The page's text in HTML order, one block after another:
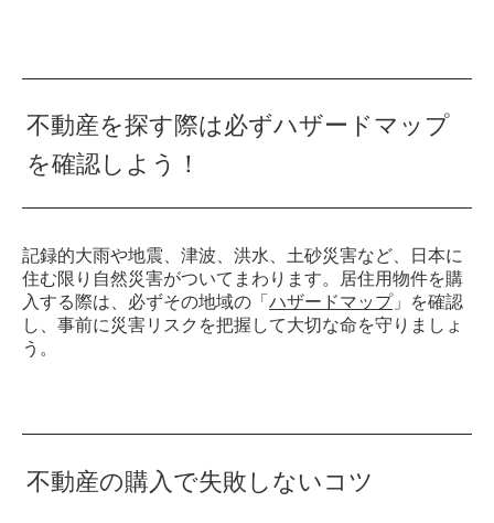
不動産を探す際は必ずハザードマップ
を確認しよう！
記録的大雨や地震、津波、洪水、土砂災害など、日本に
住む限り自然災害がついてまわります。居住用物件を購
入する際は、必ずその地域の「 ハザードマップ」を確認
し、事前に災害リスクを把握して大切な命を守りましょ
う。
不動産の購入で失敗しないコツ